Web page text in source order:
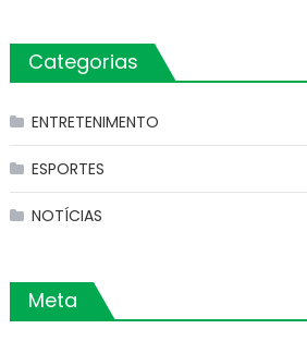
Categorias
ENTRETENIMENTO
ESPORTES
NOTÍCIAS
Meta